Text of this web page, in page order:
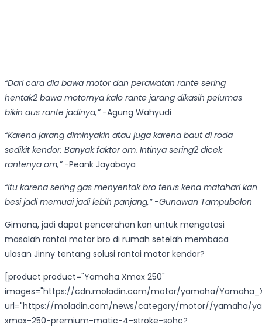
“Dari cara dia bawa motor dan perawatan rante sering
hentak2 bawa motornya kalo rante jarang dikasih pelumas
bikin aus rante jadinya,” -Agung Wahyudi
“Karena jarang diminyakin atau juga karena baut di roda
sedikit kendor. Banyak faktor om. Intinya sering2 dicek
rantenya om,” -Peank Jayabaya
“Itu karena sering gas menyentak bro terus kena matahari kan
besi jadi memuai jadi lebih panjang,” -Gunawan Tampubolon
Gimana, jadi dapat pencerahan kan untuk mengatasi
masalah rantai motor bro di rumah setelah membaca
ulasan Jinny tentang solusi rantai motor kendor?
[product product="Yamaha Xmax 250"
images="https://cdn.moladin.com/motor/yamaha/
url="https://moladin.com/news/category/motor//yamaha/
xmax-250-premium-matic-4-stroke-sohc?